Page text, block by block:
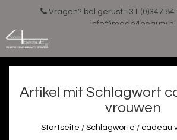
Vragen? bel gerust:+31 (0)347 84
info@made4beauty.nl
Artikel mit Schlagwort
vrouwen
Startseite / Schlagworte / cadeau